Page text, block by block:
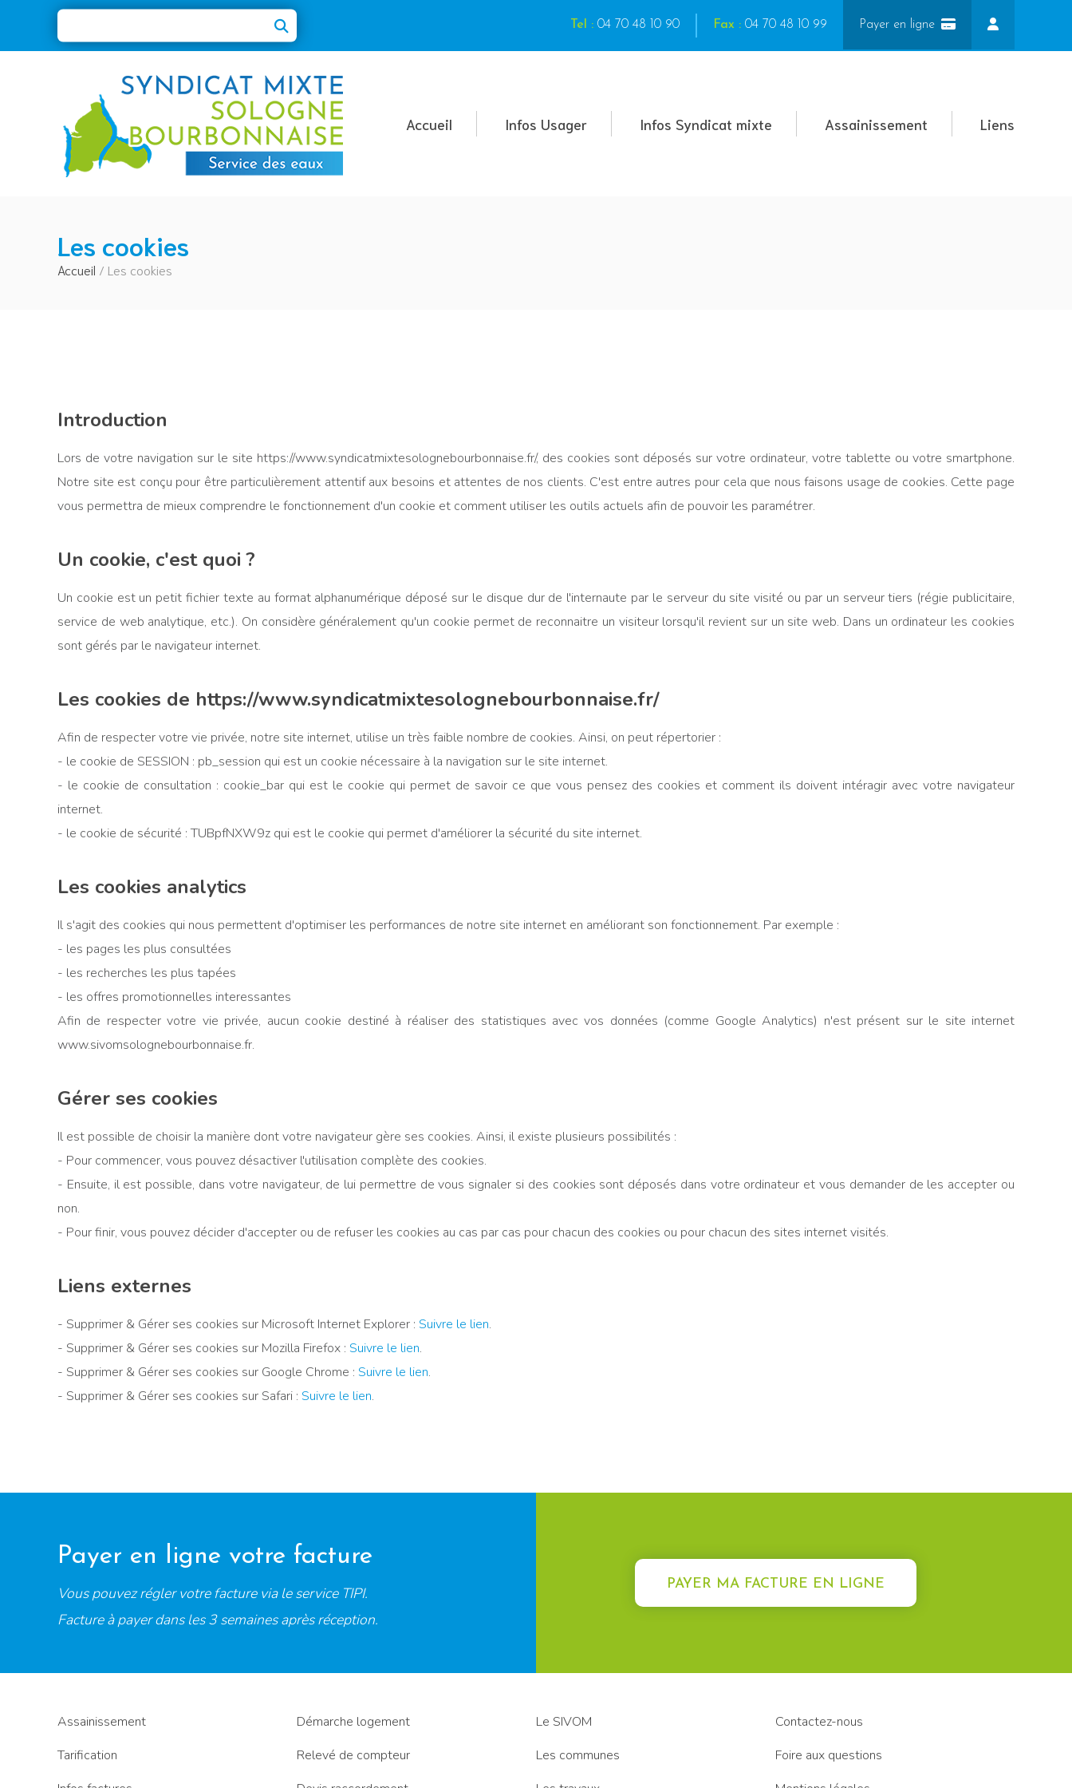
Tel : 04 70 48 10 90 Fax : 04 70 48 10 99 Payer en ligne
Accueil Infos Usager Infos Syndicat mixte Assainissement Liens
Les cookies
Accueil / Les cookies
Introduction
Lors de votre navigation sur le site https://www.syndicatmixtesolognebourbonnaise.fr/, des cookies sont déposés sur votre ordinateur, votre tablette ou votre smartphone.
Notre site est conçu pour être particulièrement attentif aux besoins et attentes de nos clients. C'est entre autres pour cela que nous faisons usage de cookies. Cette page
vous permettra de mieux comprendre le fonctionnement d'un cookie et comment utiliser les outils actuels afin de pouvoir les paramétrer.
Un cookie, c'est quoi ?
Un cookie est un petit fichier texte au format alphanumérique déposé sur le disque dur de l'internaute par le serveur du site visité ou par un serveur tiers (régie publicitaire,
service de web analytique, etc.). On considère généralement qu'un cookie permet de reconnaitre un visiteur lorsqu'il revient sur un site web. Dans un ordinateur les cookies
sont gérés par le navigateur internet.
Les cookies de https://www.syndicatmixtesolognebourbonnaise.fr/
Afin de respecter votre vie privée, notre site internet, utilise un très faible nombre de cookies. Ainsi, on peut répertorier :
- le cookie de SESSION : pb_session qui est un cookie nécessaire à la navigation sur le site internet.
- le cookie de consultation : cookie_bar qui est le cookie qui permet de savoir ce que vous pensez des cookies et comment ils doivent intéragir avec votre navigateur
internet.
- le cookie de sécurité : TUBpfNXW9z qui est le cookie qui permet d'améliorer la sécurité du site internet.
Les cookies analytics
Il s'agit des cookies qui nous permettent d'optimiser les performances de notre site internet en améliorant son fonctionnement. Par exemple :
- les pages les plus consultées
- les recherches les plus tapées
- les offres promotionnelles interessantes
Afin de respecter votre vie privée, aucun cookie destiné à réaliser des statistiques avec vos données (comme Google Analytics) n'est présent sur le site internet
www.sivomsolognebourbonnaise.fr.
Gérer ses cookies
Il est possible de choisir la manière dont votre navigateur gère ses cookies. Ainsi, il existe plusieurs possibilités :
- Pour commencer, vous pouvez désactiver l'utilisation complète des cookies.
- Ensuite, il est possible, dans votre navigateur, de lui permettre de vous signaler si des cookies sont déposés dans votre ordinateur et vous demander de les accepter ou
non.
- Pour finir, vous pouvez décider d'accepter ou de refuser les cookies au cas par cas pour chacun des cookies ou pour chacun des sites internet visités.
Liens externes
- Supprimer & Gérer ses cookies sur Microsoft Internet Explorer : Suivre le lien.
- Supprimer & Gérer ses cookies sur Mozilla Firefox : Suivre le lien.
- Supprimer & Gérer ses cookies sur Google Chrome : Suivre le lien.
- Supprimer & Gérer ses cookies sur Safari : Suivre le lien.
Payer en ligne votre facture
Vous pouvez régler votre facture via le service TIPI.
Facture à payer dans les 3 semaines après réception.
PAYER MA FACTURE EN LIGNE
Assainissement
Tarification
Démarche logement
Relevé de compteur
Le SIVOM
Les communes
Contactez-nous
Foire aux questions